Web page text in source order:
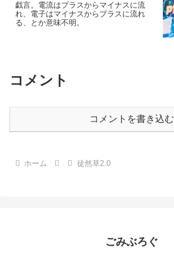
戯言。電流はプラスからマイナスに流
れ、電子はマイナスからプラスに流れ
る、とか意味不明。
コメント
コメントを書き込む
ホーム 徒然草2.0
ごみぶろぐ